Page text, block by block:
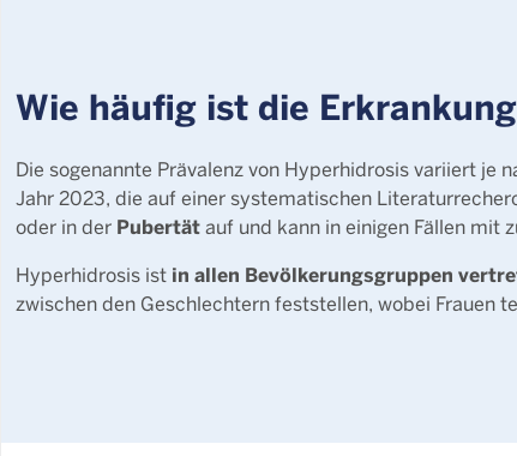
Wie häufig ist die
Die sogenannte Prävalenz von Hyperhidrosis variiert je
Jahr 2023, die auf einer systematischen
oder in der Pubertätauf und kann in einigen Fällen mit
Hyperhidrosis ist in allen Bevölkerungsgruppen
zwischen den Geschlechtern feststellen, wobei Frauen